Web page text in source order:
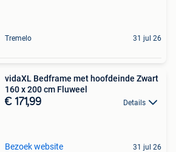
Tremelo 31 jul 26
vidaXL Bedframe met hoofdeinde Zwart
160 x 200 cm Fluweel
€ 171,99 Details
Bezoek website 31 jul 26